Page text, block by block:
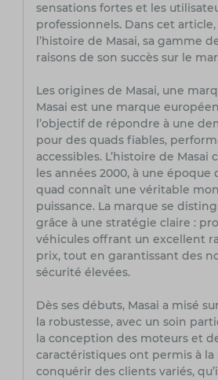
sensations fortes et les
professionnels. Dans cet
l’histoire de Masai, sa gamme
raisons de son succès sur le
Les origines de Masai, une
Masai est une marque
l’objectif de répondre à une
pour des quads fiables,
accessibles. L’histoire de Masai
les années 2000, à une époque
quad connaît une véritable
puissance. La marque se
grâce à une stratégie claire :
véhicules offrant un excellent
prix, tout en garantissant des
sécurité élevées.
Dès ses débuts, Masai a misé
la robustesse, avec un soin
la conception des moteurs et
caractéristiques ont permis à la
conquérir des clients variés,